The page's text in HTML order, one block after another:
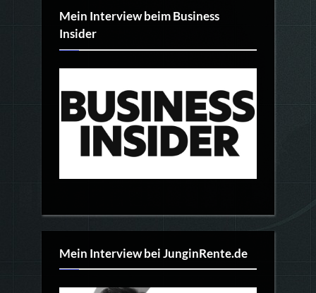
Mein Interview beim Business
Insider
Mein Interview bei JunginRente.de